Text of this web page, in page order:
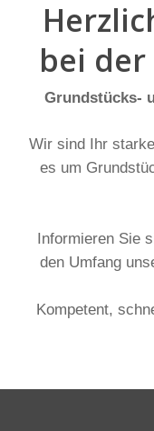
bei
Grundstücks-
Wir sind Ihr
es um
Informieren Sie
den Umfang
Kompetent,